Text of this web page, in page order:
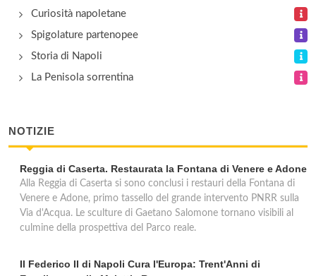
Curiosità napoletane
Spigolature partenopee
Storia di Napoli
La Penisola sorrentina
NOTIZIE
Reggia di Caserta. Restaurata la Fontana di Venere e Adone
Alla Reggia di Caserta si sono conclusi i restauri della Fontana di
Venere e Adone, primo tassello del grande intervento PNRR sulla
Via d'Acqua. Le sculture di Gaetano Salomone tornano visibili al
culmine della prospettiva del Parco reale.
Il Federico II di Napoli Cura l'Europa: Trent'Anni di